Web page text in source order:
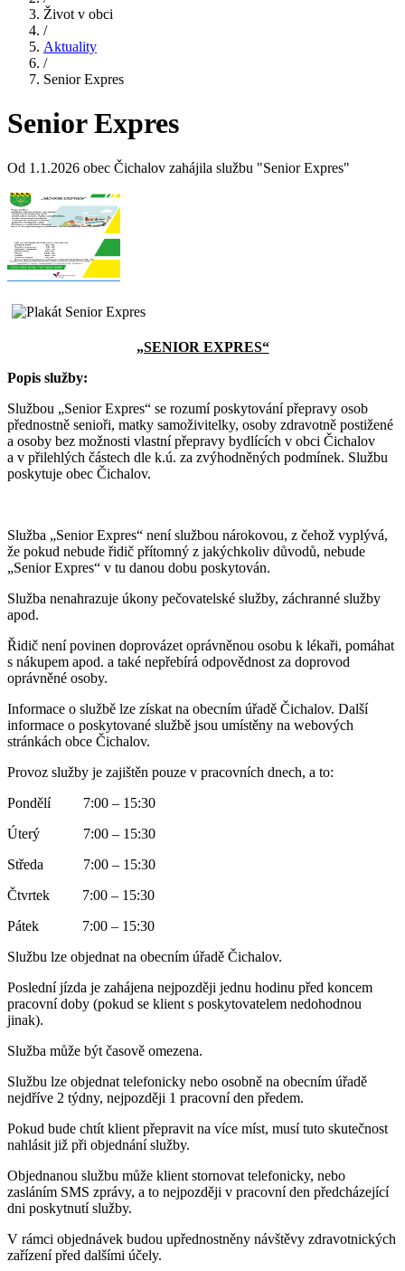
Život v obci
/
Aktuality
/
Senior Expres
Senior Expres
Od 1.1.2026 obec Čichalov zahájila službu "Senior Expres"
„SENIOR EXPRES“
Popis služby:
Službou „Senior Expres“ se rozumí poskytování přepravy osob
přednostně senioři, matky samoživitelky, osoby zdravotně postižené
a osoby bez možnosti vlastní přepravy bydlících v obci Čichalov
a v přilehlých částech dle k.ú. za zvýhodněných podmínek. Službu
poskytuje obec Čichalov.
Služba „Senior Expres“ není službou nárokovou, z čehož vyplývá,
že pokud nebude řidič přítomný z jakýchkoliv důvodů, nebude
„Senior Expres“ v tu danou dobu poskytován.
Služba nenahrazuje úkony pečovatelské služby, záchranné služby
apod.
Řidič není povinen doprovázet oprávněnou osobu k lékaři, pomáhat
s nákupem apod. a také nepřebírá odpovědnost za doprovod
oprávněné osoby.
Informace o službě lze získat na obecním úřadě Čichalov. Další
informace o poskytované službě jsou umístěny na webových
stránkách obce Čichalov.
Provoz služby je zajištěn pouze v pracovních dnech, a to:
Pondělí 7:00 – 15:30
Úterý 7:00 – 15:30
Středa 7:00 – 15:30
Čtvrtek 7:00 – 15:30
Pátek 7:00 – 15:30
Službu lze objednat na obecním úřadě Čichalov.
Poslední jízda je zahájena nejpozději jednu hodinu před koncem
pracovní doby (pokud se klient s poskytovatelem nedohodnou
jinak).
Služba může být časově omezena.
Službu lze objednat telefonicky nebo osobně na obecním úřadě
nejdříve 2 týdny, nejpozději 1 pracovní den předem.
Pokud bude chtít klient přepravit na více míst, musí tuto skutečnost
nahlásit již při objednání služby.
Objednanou službu může klient stornovat telefonicky, nebo
zasláním SMS zprávy, a to nejpozději v pracovní den předcházející
dni poskytnutí služby.
V rámci objednávek budou upřednostněny návštěvy zdravotnických
zařízení před dalšími účely.